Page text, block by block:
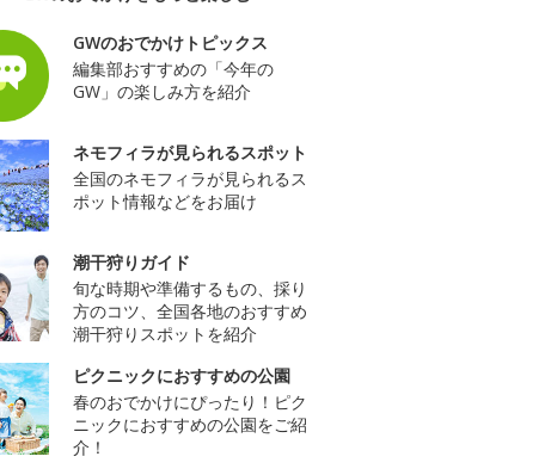
GWのおでかけトピックス
編集部おすすめの「今年の
GW」の楽しみ方を紹介
ネモフィラが見られるスポット
全国のネモフィラが見られるス
ポット情報などをお届け
潮干狩りガイド
旬な時期や準備するもの、採り
方のコツ、全国各地のおすすめ
潮干狩りスポットを紹介
ピクニックにおすすめの公園
春のおでかけにぴったり！ピク
ニックにおすすめの公園をご紹
介！